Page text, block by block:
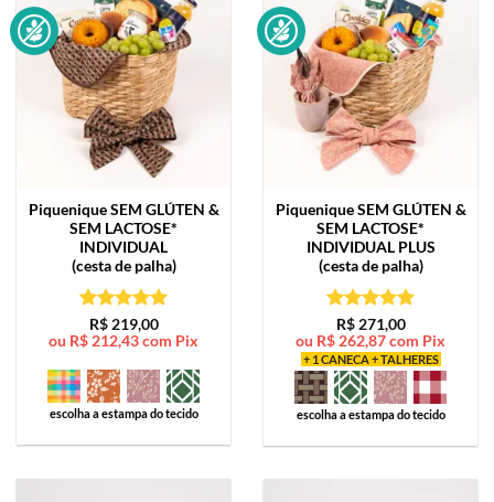
Piquenique SEM GLÚTEN &
SEM LACTOSE*
INDIVIDUAL
(cesta de palha)
Avaliação5
de 5
R$219,00
ou R$ 212,43com Pix
escolha a estampa do tecido
Piquenique SEM GLÚTEN &
SEM LACTOSE*
INDIVIDUAL PLUS
(cesta de palha)
Avaliação5
de 5
R$271,00
ou R$ 262,87com Pix
+ 1 CANECA + TALHERES
escolha a estampa do tecido